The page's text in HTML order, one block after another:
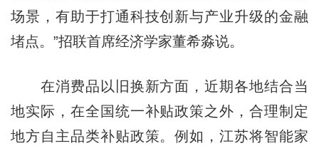
场景，有助于打通科技创新与产业升级的金融
堵点。”招联首席经济学家董希淼说。
在消费品以旧换新方面，近期各地结合当
地实际，在全国统一补贴政策之外，合理制定
地方自主品类补贴政策。例如，江苏将智能家